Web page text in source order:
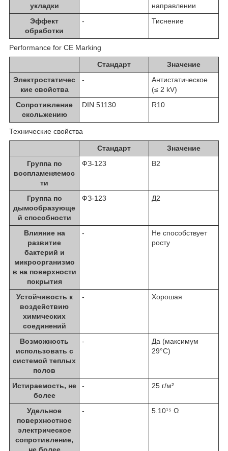
укладки
направлении
Эффект
обработки
- Тиснение
Performance for CE Marking
Стандарт
Значение
Электростатичес
кие свойства
-
Антистатическое
(≤ 2 kV)
Сопротивление
скольжению
DIN 51130 R10
Технические свойства
Стандарт
Значение
Группа по
воспламеняемос
ти
ФЗ-123 В2
Группа по
дымообразующе
й способности
ФЗ-123 Д2
Влияние на
развитие
бактерий и
микроорганизмо
в на поверхности
покрытия
-
Не способствует
росту
Устойчивость к
воздействию
химических
соединений
- Хорошая
Возможность
использовать с
системой теплых
полов
-
Да (максимум
29°C)
Истираемость, не
более
- 25 г/м²
Удельное
поверхностное
электрическое
cопротивление,
не более
- 5.10¹⁵ Ω